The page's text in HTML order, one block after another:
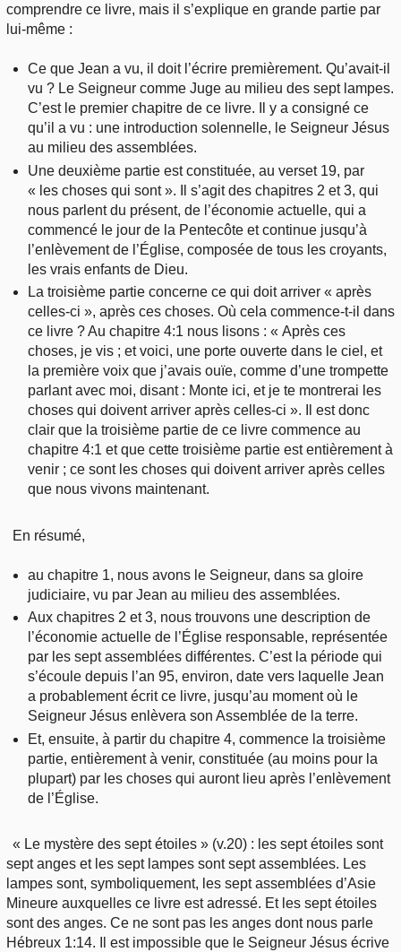
comprendre ce livre, mais il s’explique en grande partie par
lui-même :
Ce que Jean a vu, il doit l’écrire premièrement. Qu’avait-il
vu ? Le Seigneur comme Juge au milieu des sept lampes.
C’est le premier chapitre de ce livre. Il y a consigné ce
qu’il a vu : une introduction solennelle, le Seigneur Jésus
au milieu des assemblées.
Une deuxième partie est constituée, au verset 19, par
« les choses qui sont ». Il s’agit des chapitres 2 et 3, qui
nous parlent du présent, de l’économie actuelle, qui a
commencé le jour de la Pentecôte et continue jusqu’à
l’enlèvement de l’Église, composée de tous les croyants,
les vrais enfants de Dieu.
La troisième partie concerne ce qui doit arriver « après
celles-ci », après ces choses. Où cela commence-t-il dans
ce livre ? Au chapitre 4:1 nous lisons : « Après ces
choses, je vis ; et voici, une porte ouverte dans le ciel, et
la première voix que j’avais ouïe, comme d’une trompette
parlant avec moi, disant : Monte ici, et je te montrerai les
choses qui doivent arriver après celles-ci ». Il est donc
clair que la troisième partie de ce livre commence au
chapitre 4:1 et que cette troisième partie est entièrement à
venir ; ce sont les choses qui doivent arriver après celles
que nous vivons maintenant.
En résumé,
au chapitre 1, nous avons le Seigneur, dans sa gloire
judiciaire, vu par Jean au milieu des assemblées.
Aux chapitres 2 et 3, nous trouvons une description de
l’économie actuelle de l’Église responsable, représentée
par les sept assemblées différentes. C’est la période qui
s’écoule depuis l’an 95, environ, date vers laquelle Jean
a probablement écrit ce livre, jusqu’au moment où le
Seigneur Jésus enlèvera son Assemblée de la terre.
Et, ensuite, à partir du chapitre 4, commence la troisième
partie, entièrement à venir, constituée (au moins pour la
plupart) par les choses qui auront lieu après l’enlèvement
de l’Église.
« Le mystère des sept étoiles » (v.20) : les sept étoiles sont
sept anges et les sept lampes sont sept assemblées. Les
lampes sont, symboliquement, les sept assemblées d’Asie
Mineure auxquelles ce livre est adressé. Et les sept étoiles
sont des anges. Ce ne sont pas les anges dont nous parle
Hébreux 1:14. Il est impossible que le Seigneur Jésus écrive